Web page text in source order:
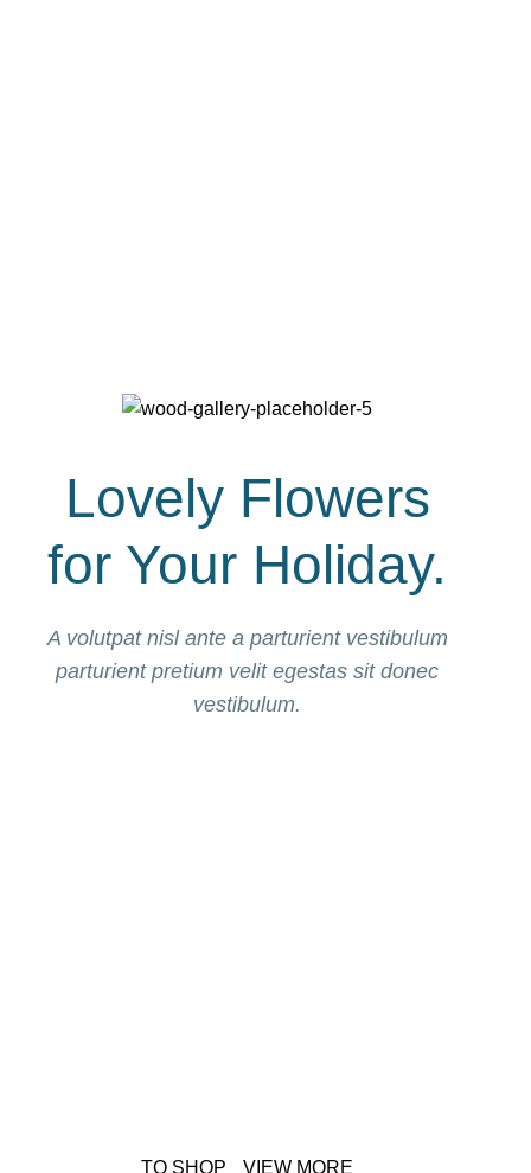
Lovely Flowers
for Your Holiday.
A volutpat nisl ante a parturient vestibulum
parturient pretium velit egestas sit donec
vestibulum.
TO SHOP VIEW MORE